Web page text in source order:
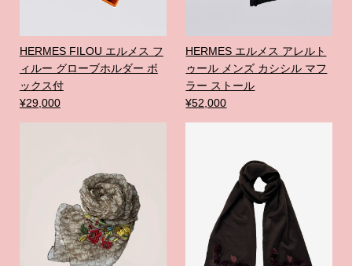
HERMES FILOU エルメス フ
ィルー グローブホルダー ボ
ックス付
¥29,000
HERMES エルメス アレルト
ゥール メンズ カシシル マフ
ラー ストール
¥52,000